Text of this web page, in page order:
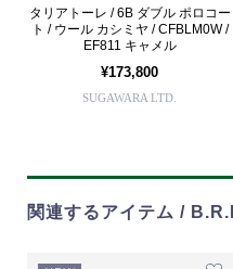
タリアトーレ / 6B ダブル ポロコー
ト / ウール カシミヤ / CFBLM0W /
EF811 キャメル
¥173,800
SUGAWARA LTD.
関連するアイテム /